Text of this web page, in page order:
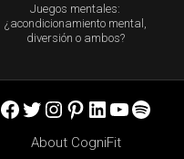
Juegos mentales:
¿acondicionamiento mental,
diversión o ambos?
Facebook
Twitter
Instagram
Pinterest
LinkedIn
YouTube
Spotify
About CogniFit